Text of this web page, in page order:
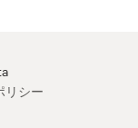
リシー